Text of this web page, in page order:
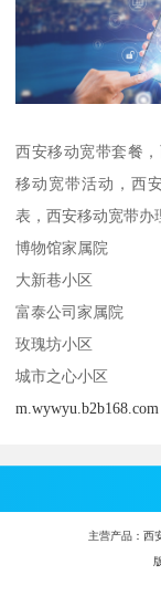
西安移动宽带套餐
移动宽带活动，西
表，西安移动宽带办
博物馆家属院
大新巷小区
富泰公司家属院
玫瑰坊小区
城市之心小区
m.wywyu.b2b168.com
主营产品： 西